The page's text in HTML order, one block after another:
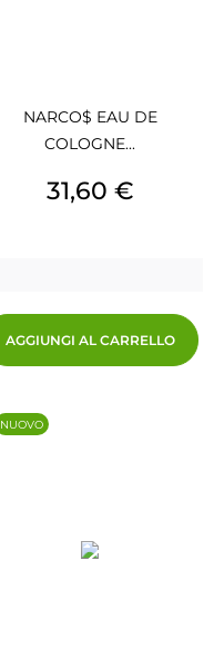
NARCO$ EAU DE
COLOGNE...
Prezzo
31,60 €
AGGIUNGI AL CARRELLO
NUOVO